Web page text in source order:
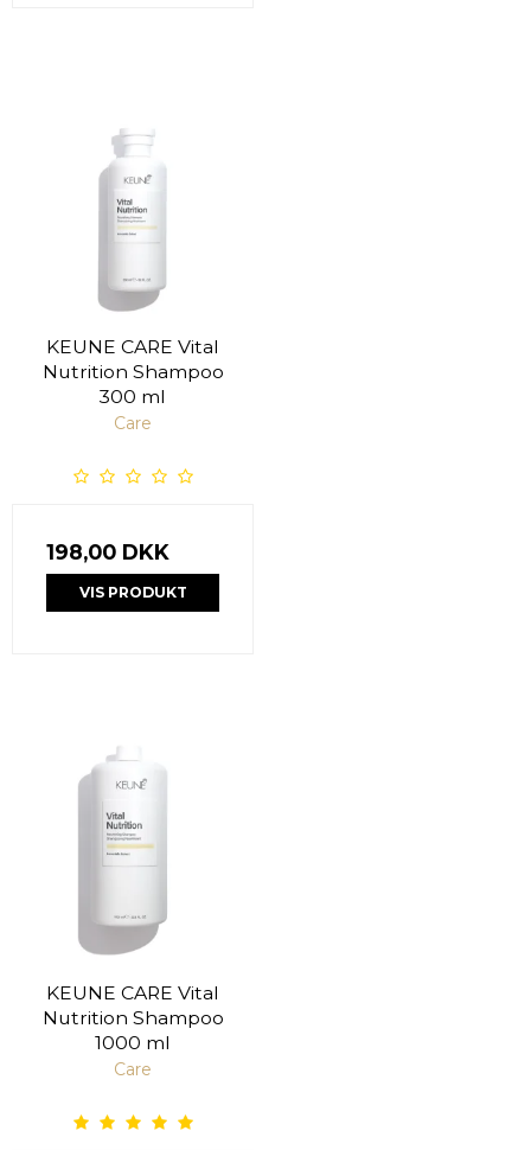
KEUNE CARE Vital
Nutrition Shampoo
300 ml
Care
198,00 DKK
VIS PRODUKT
KEUNE CARE Vital
Nutrition Shampoo
1000 ml
Care